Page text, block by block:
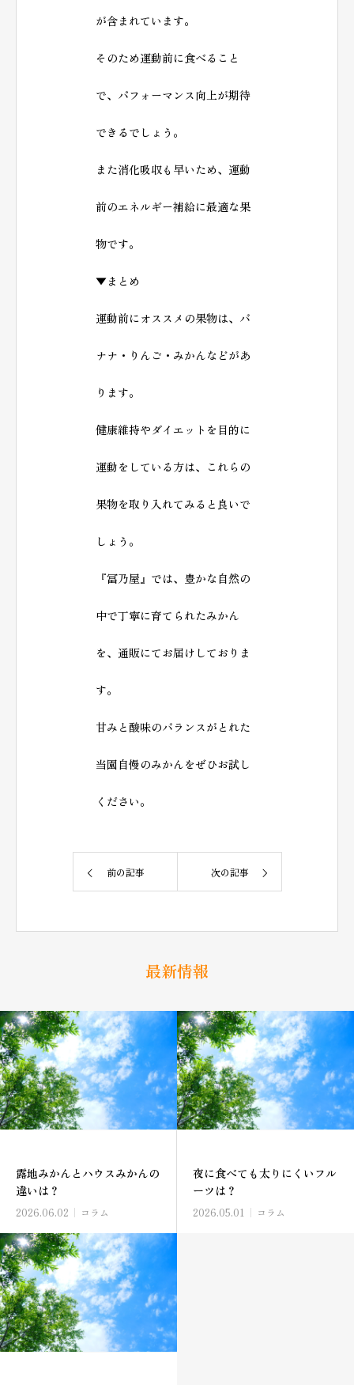
が含まれています。
そのため運動前に食べること
で、パフォーマンス向上が期待
できるでしょう。
また消化吸収も早いため、運動
前のエネルギー補給に最適な果
物です。
▼まとめ
運動前にオススメの果物は、バ
ナナ・りんご・みかんなどがあ
ります。
健康維持やダイエットを目的に
運動をしている方は、これらの
果物を取り入れてみると良いで
しょう。
『冨乃屋』では、豊かな自然の
中で丁寧に育てられたみかん
を、通販にてお届けしておりま
す。
甘みと酸味のバランスがとれた
当園自慢のみかんをぜひお試し
ください。
前の記事 次の記事
最新情報
露地みかんとハウスみかんの
違いは？
2026.06.02 コラム
夜に食べても太りにくいフル
ーツは？
2026.05.01 コラム